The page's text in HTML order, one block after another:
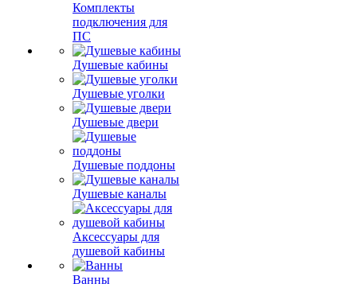
Комплекты
подключения для
ПС
Душевые кабины
Душевые уголки
Душевые двери
Душевые поддоны
Душевые каналы
Аксессуары для
душевой кабины
Ванны